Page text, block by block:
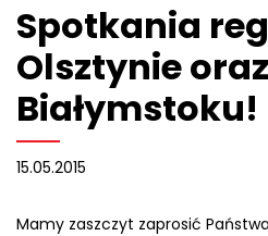
Spotkania
Olsztynie oraz
Białymstoku!
15.05.2015
Mamy zaszczyt zaprosić